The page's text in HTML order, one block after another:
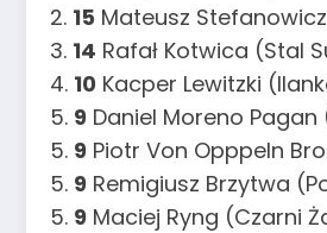
2. 15 Mateusz
3. 14 Rafał Kotwica (Stal
4. 10 Kacper Lewitzki
5. 9 Daniel Moreno
5. 9 Piotr Von Opppeln
5. 9 Remigiusz Brzytwa
5. 9 Maciej Ryng (Czarni